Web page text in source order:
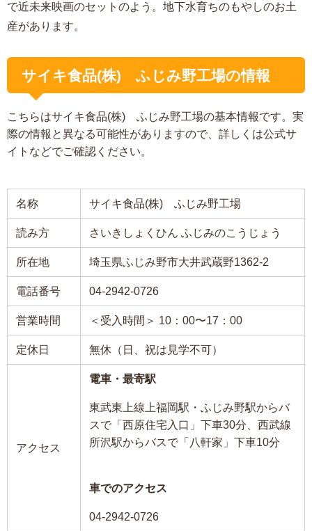
で近未来映画のセットのよう。地下水育ちのもやしのお土
産があります。
サイキ食品(株) ふじみ野工場の情報
こちらはサイキ食品(株) ふじみ野工場の基本情報です。実
際の情報と異なる可能性がありますので、詳しくは公式サ
イトなどでご確認ください。
名称 サイキ食品(株) ふじみ野工場
読み方 さいきしょくひん ふじみのこうじょう
所在地 埼玉県ふじみ野市大井武蔵野1362-2
電話番号 04-2942-0726
営業時間 ＜受入時間＞ 10：00〜17：00
定休日 無休（日、祝は見学不可）
アクセス
電車・最寄駅
東武東上線上福岡駅・ふじみ野駅からバ
スで「西原住宅入口」下車30分、西武線
所沢駅からバスで「八軒家」下車10分
車でのアクセス
04-2942-0726